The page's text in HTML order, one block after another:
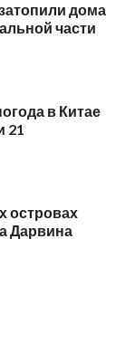
дома
части
в Китае
21
островах
Дарвина